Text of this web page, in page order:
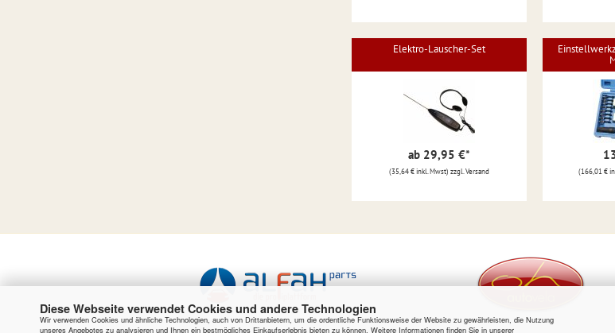
Diese Webseite verwendet Cookies und andere Technologien
Wir verwenden Cookies und ähnliche Technologien, auch von Drittanbietern, um die ordentliche Funktionsweise der Website zu gewährleisten, die Nutzung
unseres Angebotes zu analysieren und Ihnen ein bestmögliches Einkaufserlebnis bieten zu können. Weitere Informationen finden Sie in unserer
Elektro-Lauscher-Set
ab 29,95 €*
(35,64 € inkl. Mwst) zzgl. Versand (166,01 €